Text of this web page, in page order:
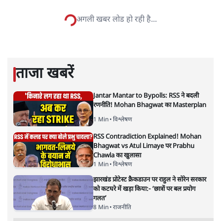
सत्य हिन्दी ऐपडाउनलोड करें
श्रवण गर्ग
श्रवण गर्गकी और स्टोरी पढ़ें
लोकसभा उपाध्यक्ष का पद रिक्त क्यों,
संविधान का उल्लंघन कब तक?